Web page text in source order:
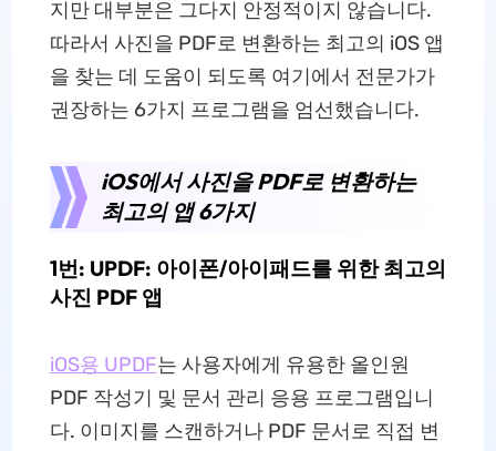
지만 대부분은 그다지 안정적이지 않습니다.
따라서 사진을 PDF로 변환하는 최고의 iOS 앱
을 찾는 데 도움이 되도록 여기에서 전문가가
권장하는 6가지 프로그램을 엄선했습니다.
iOS에서 사진을 PDF로 변환하는
최고의 앱 6가지
1번: UPDF: 아이폰/아이패드를 위한 최고의
사진 PDF 앱
iOS용 UPDF는 사용자에게 유용한 올인원
PDF 작성기 및 문서 관리 응용 프로그램입니
다. 이미지를 스캔하거나 PDF 문서로 직접 변